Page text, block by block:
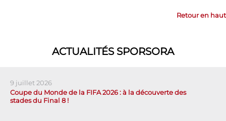
Retour en haut
ACTUALITÉS SPORSORA
9 juillet 2026
Coupe du Monde de la FIFA 2026 : à la découverte des
stades du Final 8 !